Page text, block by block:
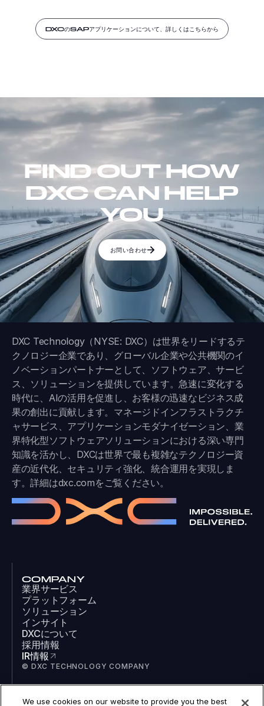
DXCのSAPアプリケーションについて、詳しくはこちらから
FIND OUT HOW
DXC CAN HELP
YOU
お問い合わせ
DXC Technology（NYSE: DXC）は世界をリードするテ
クノロジー企業であり、グローバル企業や公共機関のイ
ノベーションパートナーとして、ソフトウェア、サービ
ス、ソリューションを提供しています。急速に変化する
時代に、AIの活用を促進し、お客様の迅速なビジネス成
果の創出に貢献します。マネージドインフラストラクチ
ャサービス、アプリケーションモダナイゼーション、業
界特化型ソフトウェアソリューションにおける深い専門
知識を活かし、DXCは世界で最も複雑なテクノロジー資
産の近代化、セキュリティ強化、統合運用を実現しま
す。詳細はdxc.comをご覧ください。
COMPANY
業界サービス
プラットフォーム
ソリューション
インサイト
DXCについて
採用情報
IR情報
© DXC TECHNOLOGY COMPANY
We use cookies on our website to provide you the best